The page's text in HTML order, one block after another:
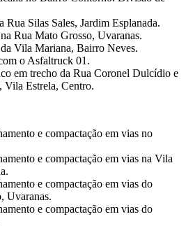
Rua Silas Sales, Jardim Esplanada.
Rua Mato Grosso, Uvaranas.
Vila Mariana, Bairro Neves.
o Asfaltruck 01.
em trecho da Rua Coronel Dulcídio e
Vila Estrela, Centro.
e compactação em vias no
e compactação em vias na Vila
e compactação em vias do
Uvaranas.
e compactação em vias do